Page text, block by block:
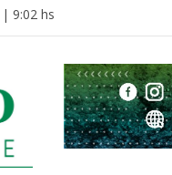
9:02 hs